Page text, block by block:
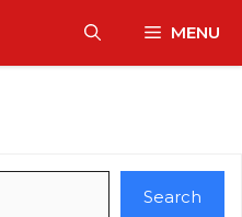
MENU
Search